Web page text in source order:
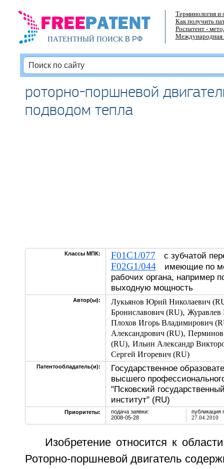
ПАТЕНТНЫЙ ПОИСКВ РФ
Терминология и
Как получить
Роспатент -
Международная
роторно-поршневой
подводом тепла
Классы МПК: F01C1/077 с зубчатой
F02G1/044имеющие по
рабочих органа, например
выходную мощность
Автор(ы):
Лукьянов Юрий Николаевич
Брониславович (RU),
Плохов Игорь Владимирович
Александрович (RU),
(RU), Ильин Александр
Сергей Игоревич (RU)
Патентообладатель(и):
Государственное
высшего
"Псковский
институт" (RU)
Приоритеты:
подача заявки:
2008-05-28
публикация
27.04.2010
Изобретение относится к
Роторно-поршневой двигатель